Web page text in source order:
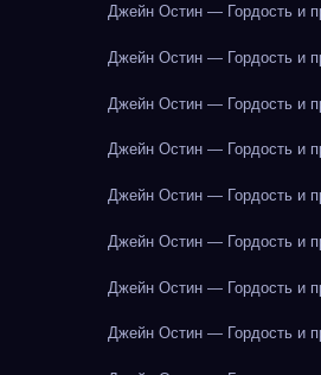
Джейн Остин — Гордость и
Джейн Остин — Гордость и
Джейн Остин — Гордость и
Джейн Остин — Гордость и
Джейн Остин — Гордость и
Джейн Остин — Гордость и
Джейн Остин — Гордость и
Джейн Остин — Гордость и